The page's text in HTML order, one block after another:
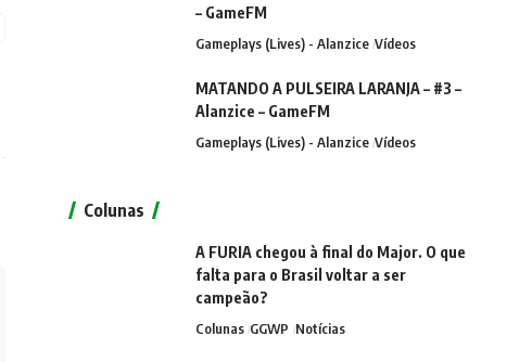
– GameFM
Gameplays (Lives) - Alanzice Vídeos
MATANDO A PULSEIRA LARANJA – #3 –
Alanzice – GameFM
Gameplays (Lives) - Alanzice Vídeos
Colunas
A FURIA chegou à final do Major. O que
falta para o Brasil voltar a ser
campeão?
Colunas GGWP Notícias